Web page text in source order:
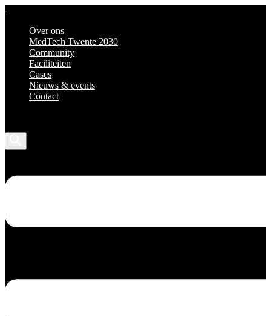
Over ons
MedTech Twente 2030
Community
Faciliteiten
Cases
Nieuws & events
Contact